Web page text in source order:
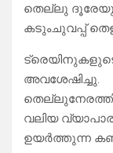
തെല്ലു
കടുംചുവപ്പ്
അവശേഷിച്ചു.
വലിയ
ഉയർത്തുന്ന